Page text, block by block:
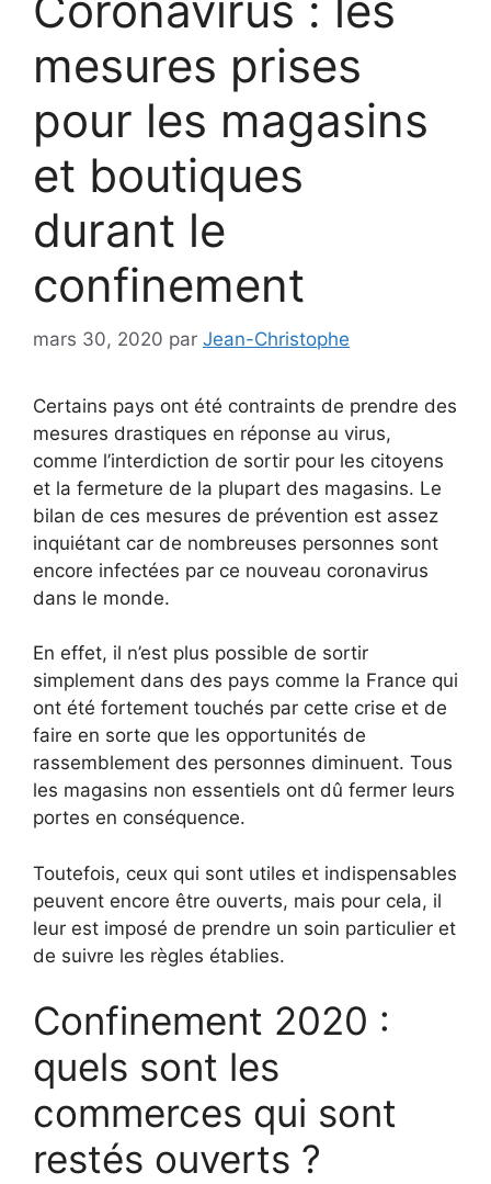
mesures prises
pour les magasins
et boutiques
durant le
confinement
mars 30, 2020 par Jean-Christophe
Certains pays ont été contraints de prendre des
mesures drastiques en réponse au virus,
comme l’interdiction de sortir pour les citoyens
et la fermeture de la plupart des magasins. Le
bilan de ces mesures de prévention est assez
inquiétant car de nombreuses personnes sont
encore infectées par ce nouveau coronavirus
dans le monde.
En effet, il n’est plus possible de sortir
simplement dans des pays comme la France qui
ont été fortement touchés par cette crise et de
faire en sorte que les opportunités de
rassemblement des personnes diminuent. Tous
les magasins non essentiels ont dû fermer leurs
portes en conséquence.
Toutefois, ceux qui sont utiles et indispensables
peuvent encore être ouverts, mais pour cela, il
leur est imposé de prendre un soin particulier et
de suivre les règles établies.
Confinement 2020 :
quels sont les
commerces qui sont
restés ouverts ?